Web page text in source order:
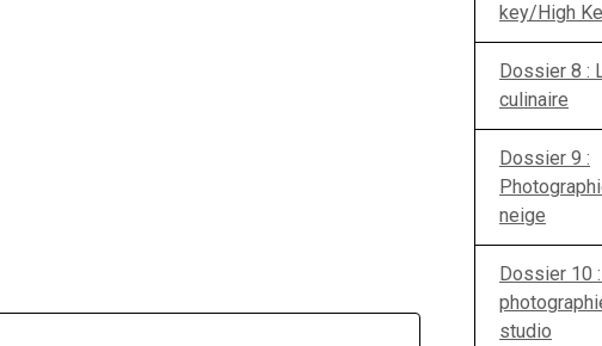
key/High
Dossier 8 :
culinaire
Dossier 9 :
neige
Dossier 10
studio